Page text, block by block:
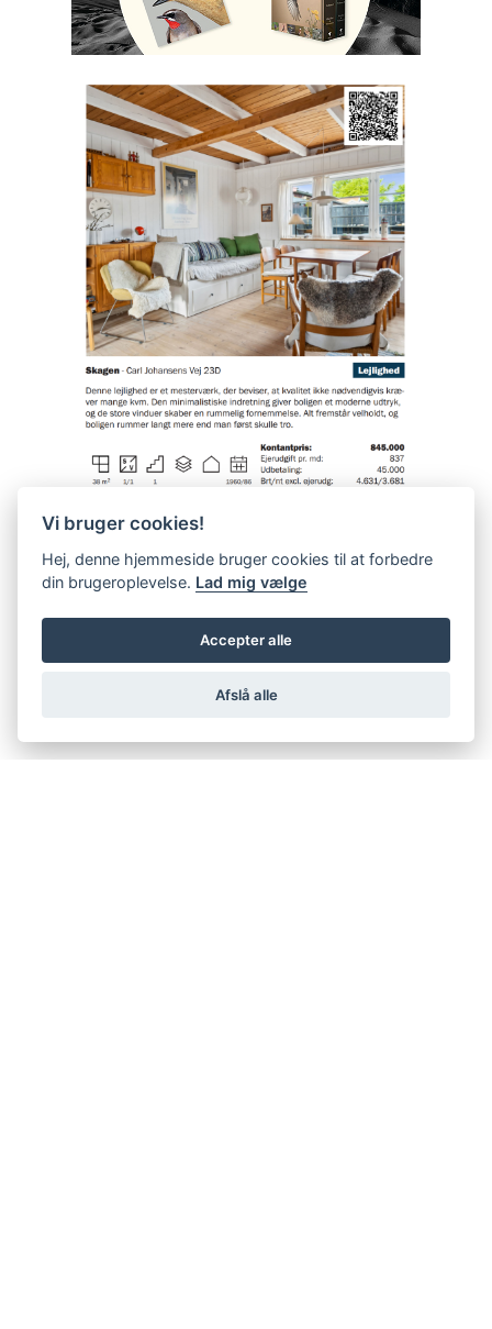
Vi bruger cookies!
Hej, denne hjemmeside bruger cookies til at forbedre
din brugeroplevelse. Lad mig vælge
Accepter alle
Afslå alle